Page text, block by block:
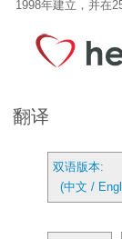
1998年建立，并在
翻译
双语版本:
(中文 /